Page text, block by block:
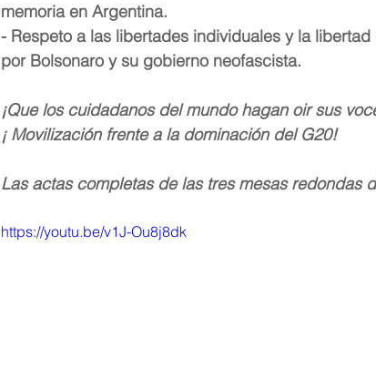
memoria en Argentina.
- Respeto a las libertades individuales y la
por Bolsonaro y su gobierno neofascista.
¡Que los cuidadanos del mundo hagan oir sus
¡ Movilización frente a la dominación del G20!
Las actas completas de las tres mesas redondas
https://youtu.be/v1J-Ou8j8dk